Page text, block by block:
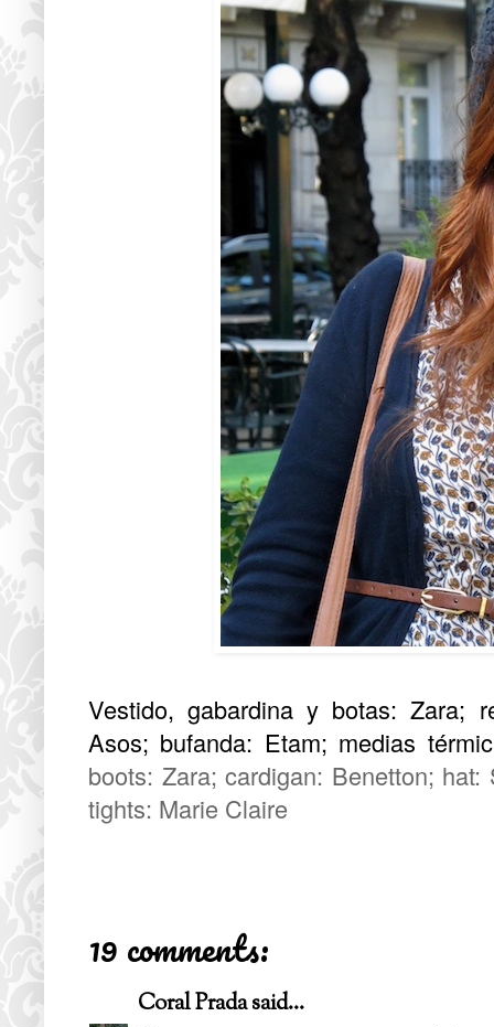
Vestido, gabardina y botas: Zara;
Asos; bufanda: Etam; medias
boots: Zara; cardigan: Benetton;
tights: Marie Claire
19 comments:
Coral Pradasaid...